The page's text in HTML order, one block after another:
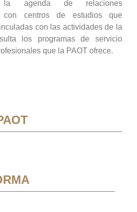
la agenda de relaciones
con centros de estudios que
con las actividades de la
los programas de servicio
que la PAOT ofrece.